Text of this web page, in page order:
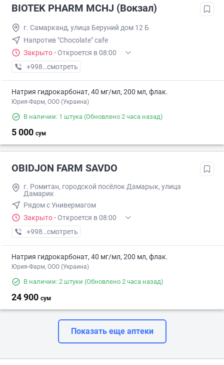
BIOTEK PHARM MCHJ (Вокзал)
г. Самарканд, улица Беруний дом 12 Б
Напротив "Chocolate" cafe
Закрыто · Откроется в 08:00
+998 (90) XXX-XX-XX
смотреть
Натрия гидрокарбонат, 40 мг/мл, 200 мл, флак.
Юрия-Фарм, ООО (Украина)
В наличии: 1 штука (Обновлено 2 часа назад)
5 000 сум
OBIDJON FARM SAVDO
г. Ромитан, городской посёлок Дамарык, улица
Дамарик
Рядом с Универмагом
Закрыто · Откроется в 08:00
+998 (91) XXX-XX-XX
смотреть
Натрия гидрокарбонат, 40 мг/мл, 200 мл, флак.
Юрия-Фарм, ООО (Украина)
В наличии: 2 штуки (Обновлено 2 часа назад)
24 900 сум
Показать еще аптеки